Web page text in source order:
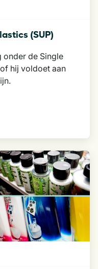
(SUP)
de Single
hij voldoet aan